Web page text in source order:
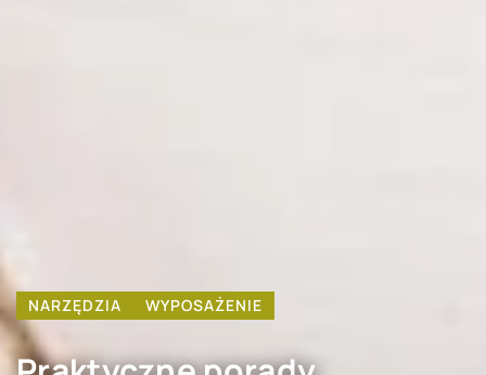
NARZĘDZIA WYPOSAŻENIE